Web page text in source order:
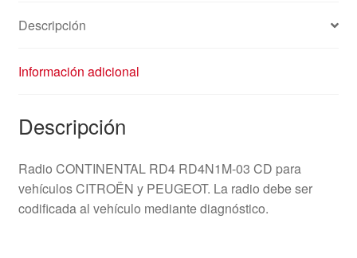
Descripción
Información adicional
Descripción
Radio CONTINENTAL RD4 RD4N1M-03 CD para
vehículos CITROËN y PEUGEOT. La radio debe ser
codificada al vehículo mediante diagnóstico.